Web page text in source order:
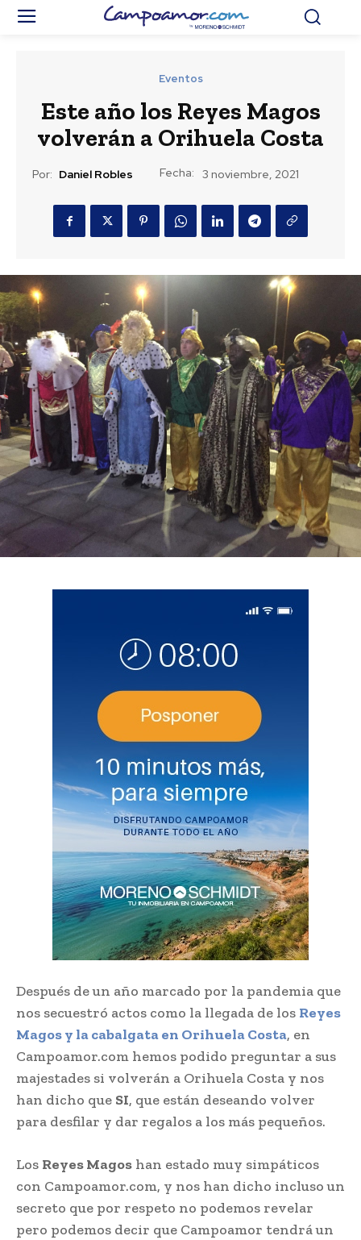
Eventos
Este año los Reyes Magos
volverán a Orihuela Costa
Por: Daniel Robles Fecha: 3 noviembre, 2021
Después de un año marcado por la pandemia que
nos secuestró actos como la llegada de los Reyes
Magos y la cabalgata en Orihuela Costa, en
Campoamor.com hemos podido preguntar a sus
majestades si volverán a Orihuela Costa y nos
han dicho que SI, que están deseando volver
para desfilar y dar regalos a los más pequeños.
Los Reyes Magos han estado muy simpáticos
con Campoamor.com, y nos han dicho incluso un
secreto que por respeto no podemos revelar
pero podemos decir que Campoamor tendrá un